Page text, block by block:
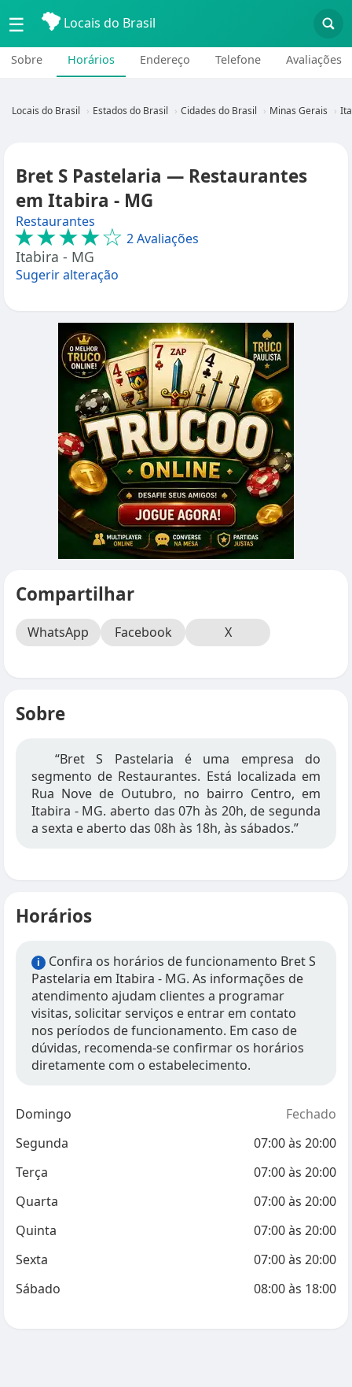
☰ Locais do Brasil
Sobre Horários Endereço Telefone Avaliações
Locais do Brasil Estados do Brasil Cidades do Brasil Minas Gerais
Bret S Pastelaria — Restaurantes
em Itabira - MG
Restaurantes
★★★★☆ 2 Avaliações
Itabira - MG
Sugerir alteração
Compartilhar
WhatsApp Facebook X
Sobre
“Bret S Pastelaria é uma empresa do
segmento de Restaurantes. Está localizada em
Rua Nove de Outubro, no bairro Centro, em
Itabira - MG. aberto das 07h às 20h, de segunda
a sexta e aberto das 08h às 18h, às sábados.”
Horários
i
Confira os horários de funcionamento Bret S
Pastelaria em Itabira - MG. As informações de
atendimento ajudam clientes a programar
visitas, solicitar serviços e entrar em contato
nos períodos de funcionamento. Em caso de
dúvidas, recomenda-se confirmar os horários
diretamente com o estabelecimento.
Domingo
Fechado
Segunda
07:00às 20:00
Terça
07:00às 20:00
Quarta
07:00às 20:00
Quinta
07:00às 20:00
Sexta
07:00às 20:00
Sábado
08:00às 18:00